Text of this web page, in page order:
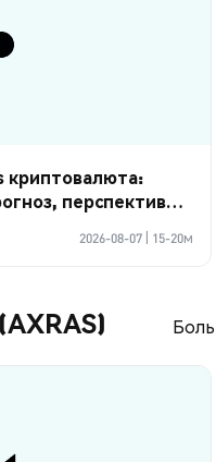
криптовалюта:
перспективы
2026-08-07 15-20м